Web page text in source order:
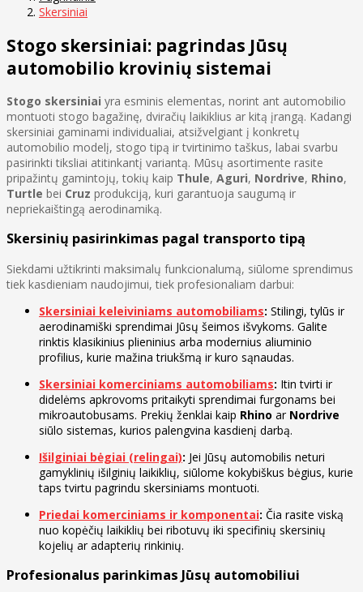
Skersiniai
Stogo skersiniai: pagrindas Jūsų
automobilio krovinių sistemai
Stogo skersiniai yra esminis elementas, norint ant automobilio
montuoti stogo bagažinę, dviračių laikiklius ar kitą įrangą. Kadangi
skersiniai gaminami individualiai, atsižvelgiant į konkretų
automobilio modelį, stogo tipą ir tvirtinimo taškus, labai svarbu
pasirinkti tiksliai atitinkantį variantą. Mūsų asortimente rasite
pripažintų gamintojų, tokių kaip Thule, Aguri, Nordrive, Rhino,
Turtle bei Cruz produkciją, kuri garantuoja saugumą ir
nepriekaištingą aerodinamiką.
Skersinių pasirinkimas pagal transporto tipą
Siekdami užtikrinti maksimalų funkcionalumą, siūlome sprendimus
tiek kasdieniam naudojimui, tiek profesionaliam darbui:
Skersiniai keleiviniams automobiliams: Stilingi, tylūs ir
aerodinamiški sprendimai Jūsų šeimos išvykoms. Galite
rinktis klasikinius plieninius arba modernius aliuminio
profilius, kurie mažina triukšmą ir kuro sąnaudas.
Skersiniai komerciniams automobiliams: Itin tvirti ir
didelėms apkrovoms pritaikyti sprendimai furgonams bei
mikroautobusams. Prekių ženklai kaip Rhino ar Nordrive
siūlo sistemas, kurios palengvina kasdienį darbą.
Išilginiai bėgiai (relingai): Jei Jūsų automobilis neturi
gamyklinių išilginių laikiklių, siūlome kokybiškus bėgius, kurie
taps tvirtu pagrindu skersiniams montuoti.
Priedai komerciniams ir komponentai: Čia rasite viską
nuo kopėčių laikiklių bei ribotuvų iki specifinių skersinių
kojelių ar adapterių rinkinių.
Profesionalus parinkimas Jūsų automobiliui